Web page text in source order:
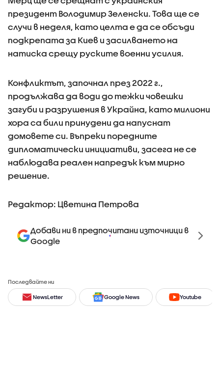
президент Володимир Зеленски. Това ще се
случи в неделя, като целта е да се обсъди
подкрепата за Киев и засилването на
натиска срещу руските военни усилия.
Конфликтът, започнал през 2022 г.,
продължава да води до тежки човешки
загуби и разрушения в Украйна, като милиони
хора са били принудени да напуснат
домовете си. Въпреки поредните
дипломатически инициативи, засега не се
наблюдава реален напредък към мирно
решение.
Редактор: Цветина Петрова
Добави ни в предпочитани източници в
Google
Последвайте ни
NewsLetter Google News Youtube